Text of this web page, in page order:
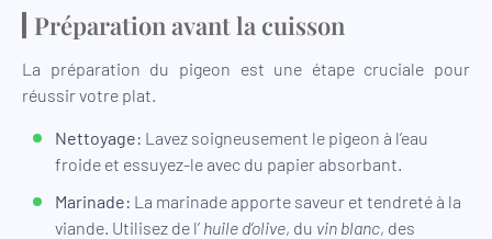
Préparation avant la cuisson
La préparation du pigeon est une étape cruciale pour
réussir votre plat.
Nettoyage: Lavez soigneusement le pigeon à l’eau
froide et essuyez-le avec du papier absorbant.
Marinade: La marinade apporte saveur et tendreté à la
viande. Utilisez de l’ huile d’olive, du vin blanc, des